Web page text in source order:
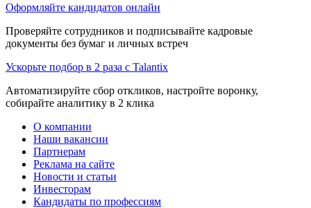
Оформляйте кандидатов онлайн
Проверяйте сотрудников и подписывайте кадровые
документы без бумаг и личных встреч
Ускорьте подбор в 2 раза с Talantix
Автоматизируйте сбор откликов, настройте воронку,
собирайте аналитику в 2 клика
О компании
Наши вакансии
Партнерам
Реклама на сайте
Новости и статьи
Инвесторам
Кандидаты по профессиям